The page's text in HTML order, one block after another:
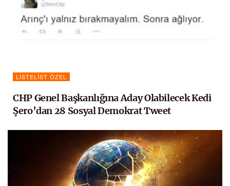
LISTELIST ÖZEL
CHP Genel Başkanlığına Aday Olabilecek Kedi
Şero’dan 28 Sosyal Demokrat Tweet